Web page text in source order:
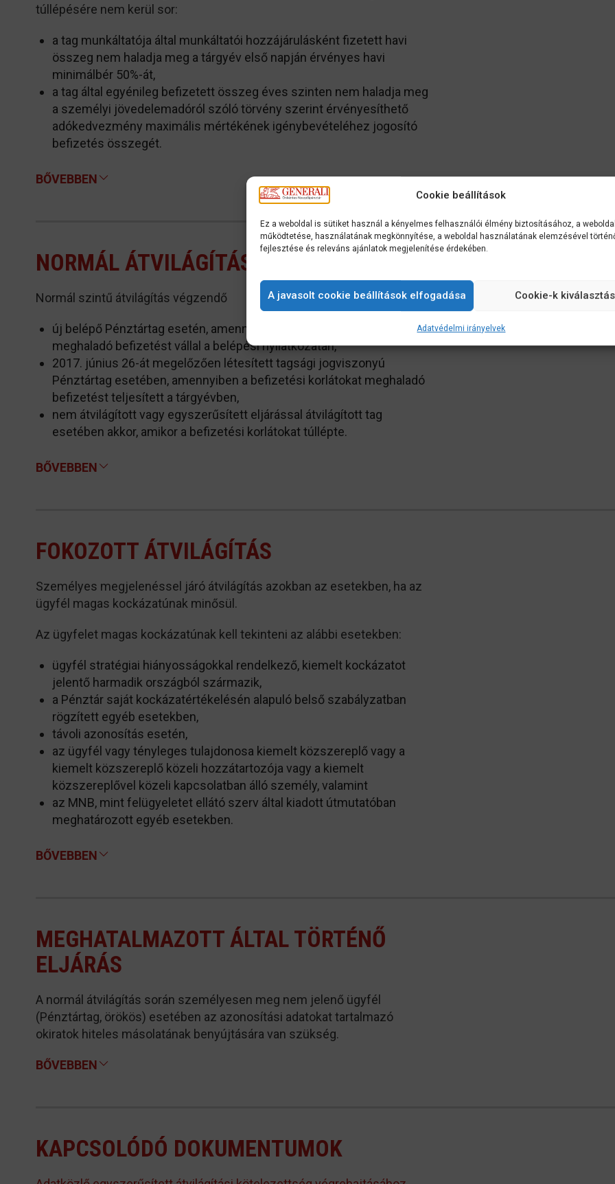
Cookie beállítások
Ez a weboldal is sütiket használ a kényelmes felhasználói élmény biztosításához, a
működtetése, használatának megkönnyítése, a weboldal használatának elemzésével
fejlesztése és releváns ajánlatok megjelenítése érdekében.
A javasolt cookie beállítások elfogadása Cookie-k
Adatvédelmi irányelvek
túllépésére nem kerül sor:
a tag munkáltatója által munkáltatói hozzájárulásként fizetett havi
összeg nem haladja meg a tárgyév első napján érvényes havi
minimálbér 50%-át,
a tag által egyénileg befizetett összeg éves szinten nem haladja meg
a személyi jövedelemadóról szóló törvény szerint érvényesíthető
adókedvezmény maximális mértékének igénybevételéhez jogosító
befizetés összegét.
BŐVEBBEN
NORMÁL ÁTVILÁGÍTÁS
Normál szintű átvilágítás végzendő
új belépő Pénztártag esetén, amennyiben a befizetési korlátokat
meghaladó befizetést vállal a belépési nyilatkozatán,
2017. június 26-át megelőzően létesített tagsági jogviszonyú
Pénztártag esetében, amennyiben a befizetési korlátokat meghaladó
befizetést teljesített a tárgyévben,
nem átvilágított vagy egyszerűsített eljárással átvilágított tag
esetében akkor, amikor a befizetési korlátokat túllépte.
BŐVEBBEN
FOKOZOTT ÁTVILÁGÍTÁS
Személyes megjelenéssel járó átvilágítás azokban az esetekben, ha az
ügyfél magas kockázatúnak minősül.
Az ügyfelet magas kockázatúnak kell tekinteni az alábbi esetekben:
ügyfél stratégiai hiányosságokkal rendelkező, kiemelt kockázatot
jelentő harmadik országból származik,
a Pénztár saját kockázatértékelésén alapuló belső szabályzatban
rögzített egyéb esetekben,
távoli azonosítás esetén,
az ügyfél vagy tényleges tulajdonosa kiemelt közszereplő vagy a
kiemelt közszereplő közeli hozzátartozója vagy a kiemelt
közszereplővel közeli kapcsolatban álló személy, valamint
az MNB, mint felügyeletet ellátó szerv által kiadott útmutatóban
meghatározott egyéb esetekben.
BŐVEBBEN
MEGHATALMAZOTT ÁLTAL TÖRTÉNŐ
ELJÁRÁS
A normál átvilágítás során személyesen meg nem jelenő ügyfél
(Pénztártag, örökös) esetében az azonosítási adatokat tartalmazó
okiratok hiteles másolatának benyújtására van szükség.
BŐVEBBEN
KAPCSOLÓDÓ DOKUMENTUMOK